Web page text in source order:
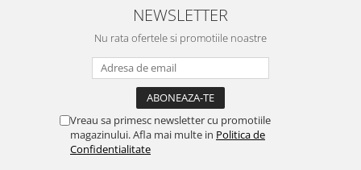
NEWSLETTER
Nu rata ofertele si promotiile noastre
Vreau sa primesc newsletter cu promotiile
magazinului. Afla mai multe in Politica de
Confidentialitate